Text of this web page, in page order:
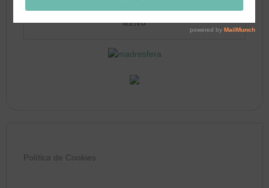
Política de Cookies